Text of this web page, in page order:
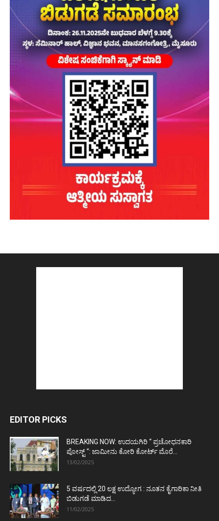
EDITOR PICKS
BREAKING NOW: ಉದಯಗಿರಿ “ ಪ್ರಚೋಧನಕಾರಿ
ಪೋಸ್ಟ್‌ “: ಜಾಮೀನು ಕೋರಿ ಕೋರ್ಟ್‌ ಮೊರೆ...
13/02/2025
5 ವರ್ಷದಲ್ಲಿ 20 ಲಕ್ಷ ಉದ್ಯೋಗ : ನೂತನ ಕೈಗಾರಿಕಾ ನೀತಿ
ಬಿಡುಗಡೆ ಮಾಡಿದ...
11/02/2025